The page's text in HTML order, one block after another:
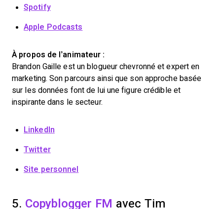
Spotify
Apple Podcasts
À propos de l’animateur :
Brandon Gaille est un blogueur chevronné et expert en
marketing. Son parcours ainsi que son approche basée
sur les données font de lui une figure crédible et
inspirante dans le secteur.
LinkedIn
Twitter
Site personnel
5. Copyblogger FM avec Tim